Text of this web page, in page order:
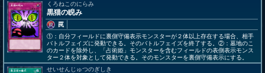
くろねこのにらみ
黒猫の睨み
罠
①：自分フィールドに裏側守備表示モンスターが２体以上存在する場合、相手
バトルフェイズに発動できる。そのバトルフェイズを終了する。②：墓地のこ
のカードを除外し、「占術姫」モンスターを含むフィールドの表側表示モンス
ター２体を対象として発動できる。そのモンスターを裏側守備表示にする。
せいせんじゅつのぎしき